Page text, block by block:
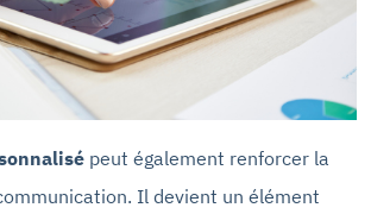
peut également renforcer la
Il devient un élément